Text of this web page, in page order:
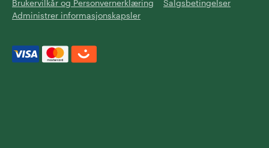
Brukervilkår og Personvernerklæring
Salgsbetingelser
Administrer informasjonskapsler